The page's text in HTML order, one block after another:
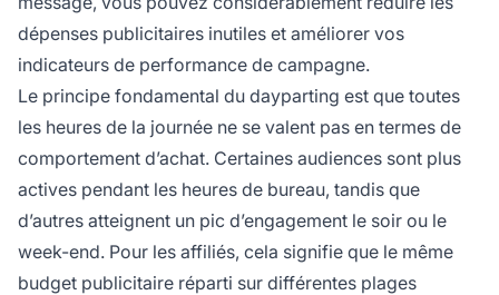
dépenses publicitaires inutiles et améliorer vos
indicateurs de performance de campagne.
Le principe fondamental du dayparting est que toutes
les heures de la journée ne se valent pas en termes de
comportement d’achat. Certaines audiences sont plus
actives pendant les heures de bureau, tandis que
d’autres atteignent un pic d’engagement le soir ou le
week-end. Pour les affiliés, cela signifie que le même
budget publicitaire réparti sur différentes plages